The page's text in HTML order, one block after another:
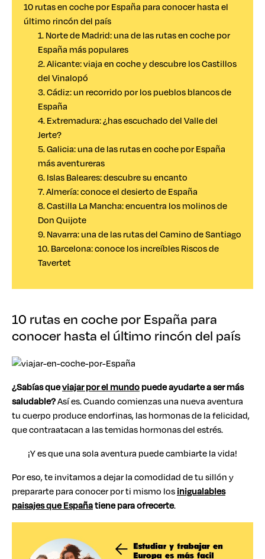
10 rutas en coche por España para conocer hasta el
último rincón del país
1. Norte de Madrid: una de las rutas en coche por
España más populares
2. Alicante: viaja en coche y descubre los Castillos
del Vinalopó
3. Cádiz: un recorrido por los pueblos blancos de
España
4. Extremadura: ¿has escuchado del Valle del
Jerte?
5. Galicia: una de las rutas en coche por España
más aventureras
6. Islas Baleares: descubre su encanto
7. Almería: conoce el desierto de España
8. Castilla La Mancha: encuentra los molinos de
Don Quijote
9. Navarra: una de las rutas del Camino de Santiago
10. Barcelona: conoce los increíbles Riscos de
Tavertet
10 rutas en coche por España para
conocer hasta el último rincón del país
¿Sabías queviajar por el mundopuede ayudarte a ser más
saludable?Así es. Cuando comienzas una nueva aventura
tu cuerpo produce endorfinas, las hormonas de la felicidad,
que contraatacan a las temidas hormonas del estrés.
¡Y es que una sola aventura puede cambiarte la vida!
Por eso, te invitamos a dejar la comodidad de tu sillón y
prepararte para conocer por ti mismo losinigualables
paisajes que Españatienepara ofrecerte.